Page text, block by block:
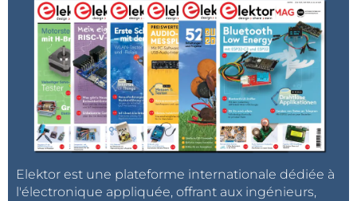
Elektor est une plateforme internationale dédiée à
l'électronique appliquée, offrant aux ingénieurs,